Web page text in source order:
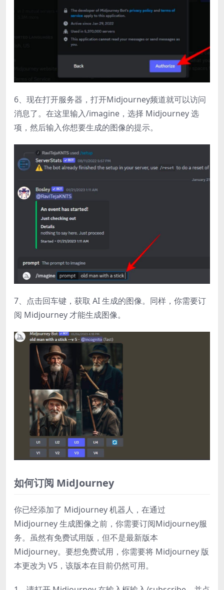
6、现在打开服务器，打开Midjourney频道就可以访问
消息了。在这里输入/imagine，选择 Midjourney 选
项，然后输入你想要生成的图像的提示。
7、点击回车键，获取 AI 生成的图像。同样，你需要订
阅 Midjourney 才能生成图像。
如何订阅 MidJourney
你已经添加了 Midjourney 机器人，在通过
Midjourney 生成图像之前，你需要订阅Midjourney服
务。虽然有免费试用版，但不是最新版本
Midjourney。要想免费试用，你需要将 Midjourney 版
本更改为 V5，该版本在目前仍然可用。